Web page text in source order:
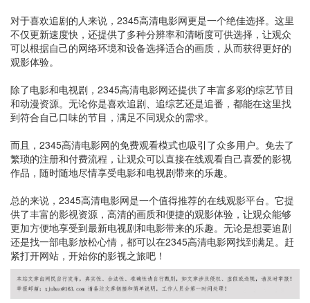
对于喜欢追剧的人来说，2345高清电影网更是一个绝佳选择。这里
不仅更新速度快，还提供了多种分辨率和清晰度可供选择，让观众
可以根据自己的网络环境和设备选择适合的画质，从而获得更好的
观影体验。
除了电影和电视剧，2345高清电影网还提供了丰富多彩的综艺节目
和动漫资源。无论你是喜欢追剧、追综艺还是追番，都能在这里找
到符合自己口味的节目，满足不同观众的需求。
而且，2345高清电影网的免费观看模式也吸引了众多用户。免去了
繁琐的注册和付费流程，让观众可以直接在线观看自己喜爱的影视
作品，随时随地尽情享受电影和电视剧带来的乐趣。
总的来说，2345高清电影网是一个值得推荐的在线观影平台。它提
供了丰富的影视资源，高清的画质和便捷的观影体验，让观众能够
更加方便地享受到最新电视剧和电影带来的乐趣。无论是想要追剧
还是找一部电影放松心情，都可以在2345高清电影网找到满足。赶
紧打开网站，开始你的影视之旅吧！